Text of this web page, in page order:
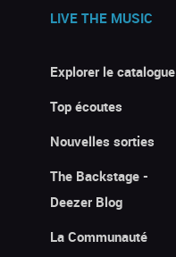
LIVE THE MUSIC
Explorer le catalogue
Top écoutes
Nouvelles sorties
The Backstage -
Deezer Blog
La Communauté